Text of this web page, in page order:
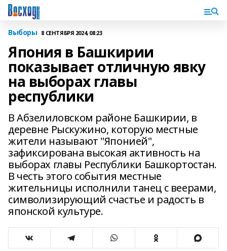
Выборы 8 СЕНТЯБРЯ 2024, 08:23
Япония в Башкирии
показывает отличную явку
на выборах главы
республики
В Абзелиловском районе Башкирии, в
деревне Рыскужино, которую местные
жители называют "Японией",
зафиксирована высокая активность на
выборах главы Республики Башкортостан.
В честь этого события местные
жительницы исполнили танец с веерами,
символизирующий счастье и радость в
японской культуре.